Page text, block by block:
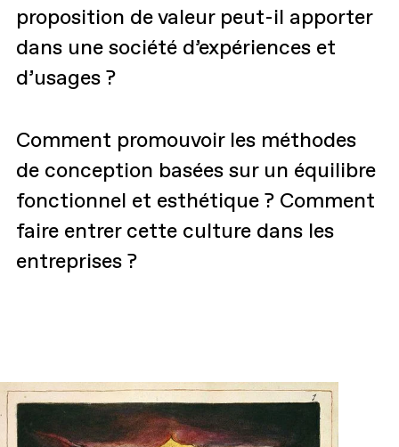
proposition de valeur peut-il apporter
dans une société d’expériences et
d’usages ?
Comment promouvoir les méthodes
de conception basées sur un équilibre
fonctionnel et esthétique ? Comment
faire entrer cette culture dans les
entreprises ?